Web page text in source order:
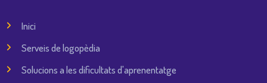
Inici
Serveis de logopèdia
Solucions a les dificultats d'aprenentatge